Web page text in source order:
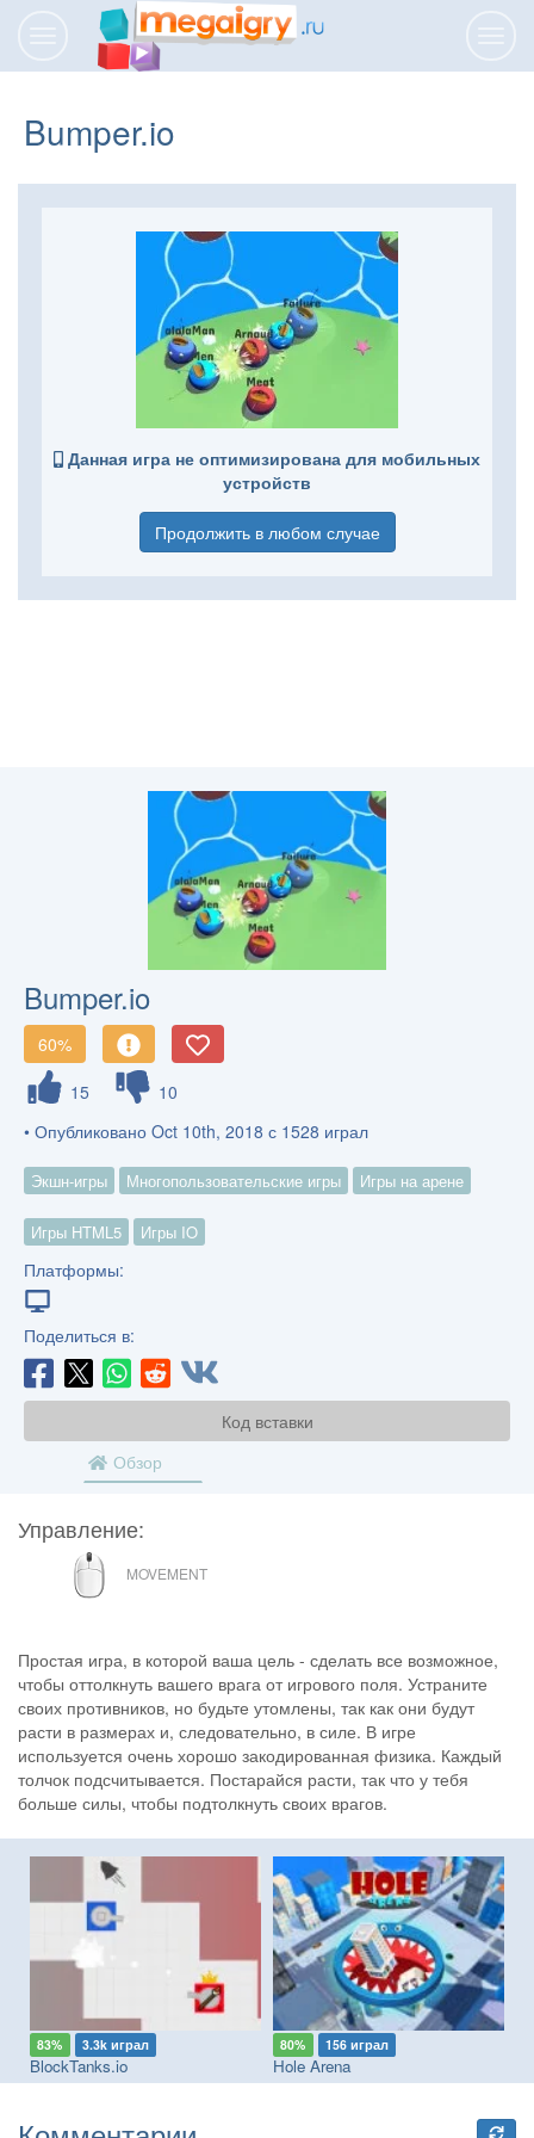
Переключить
навигацию
Bumper.io
Данная игра не оптимизирована для мобильных
устройств
Продолжить в любом случае
Bumper.io
60%
15
10
• Опубликовано Oct 10th, 2018 с 1528 играл
Экшн-игры Многопользовательские игры Игры на арене
Игры HTML5 Игры IO
Платформы:
Поделиться в:
Код вставки
Обзор
Управление:
МЫШЬ
MOVEMENT
Простая игра, в которой ваша цель - сделать все возможное,
чтобы оттолкнуть вашего врага от игрового поля. Устраните
своих противников, но будьте утомлены, так как они будут
расти в размерах и, следовательно, в силе. В игре
используется очень хорошо закодированная физика. Каждый
толчок подсчитывается. Постарайся расти, так что у тебя
больше силы, чтобы подтолкнуть своих врагов.
83% 3.3k играл
BlockTanks.io
80% 156 играл
Hole Arena